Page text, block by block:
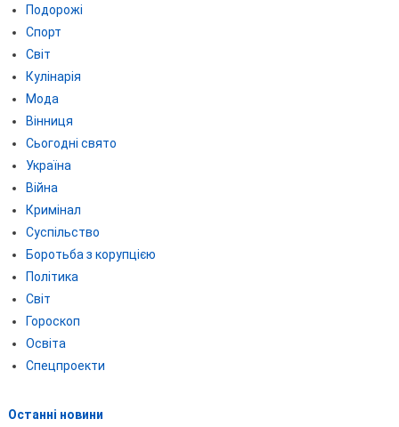
Подорожі
Спорт
Світ
Кулінарія
Мода
Вінниця
Сьогодні свято
Україна
Війна
Кримінал
Суспільство
Боротьба з корупцією
Політика
Світ
Гороскоп
Освіта
Спецпроекти
Останні новини